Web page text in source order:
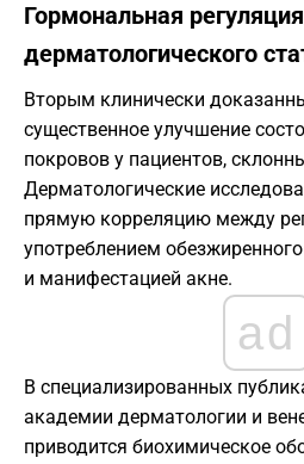
Гормональная регуляция
дерматологического
Вторым клинически
существенное улучшение
покровов у пациентов,
Дерматологические
прямую корреляцию между
употреблением
и манифестацией акне.
ad
В специализированных
академии дерматологии и
приводится биохимическое